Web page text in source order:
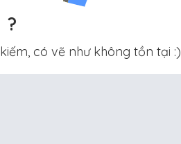
?
có vẽ như không tồn tại :)